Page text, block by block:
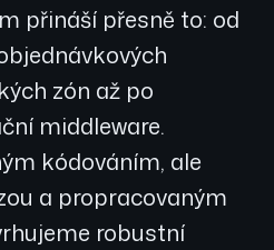
přináší přesně to: od
zón až po
middleware.
kódováním, ale
a propracovaným
robustní